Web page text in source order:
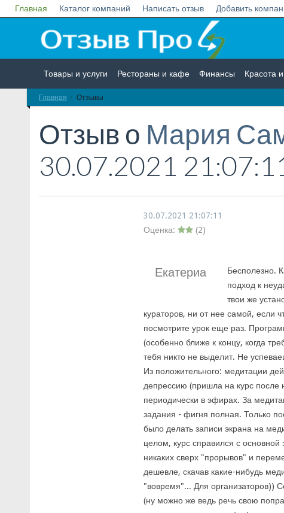
Главная Каталог компаний Написать отзыв Добавить
Товары и услуги Рестораны и кафе Финансы Красота
Недвижимость
Главная Отзывы
Отзыв о Мария
30.07.2021
30.07.2021 21:07:11
Оценка:
(2)
Екатериа
Бесполезно.
подход к
твои же
кураторов, ни от нее самой, если
посмотрите урок еще раз.
(особенно ближе к концу, когда
тебя никто не выделит. Не
Из положительного: медитации
депрессию (пришла на курс после
периодически в эфирах. За
задания - фигня полная. Только
было делать записи экрана на
целом, курс справился с
никаких сверх "прорывов" и
дешевле, скачав какие-нибудь
"вовремя"... Для организаторов))
(ну можно же ведь речь свою